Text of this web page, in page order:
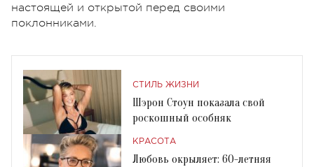
настоящей и открытой перед своими
поклонниками.
СТИЛЬ ЖИЗНИ
Шэрон Стоун показала свой
роскошный особняк
КРАСОТА
Любовь окрыляет: 60-летняя